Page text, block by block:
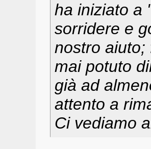
ha iniziato a
sorridere e
nostro aiuto;
mai potuto
già ad
attento a
Ci vediamo